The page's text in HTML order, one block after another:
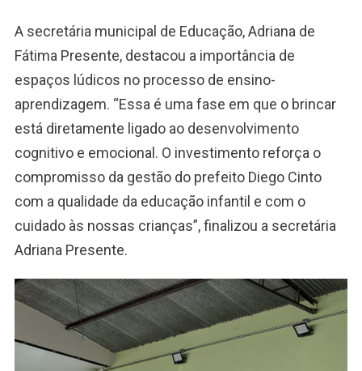
A secretária municipal de Educação, Adriana de
Fátima Presente, destacou a importância de
espaços lúdicos no processo de ensino-
aprendizagem. “Essa é uma fase em que o brincar
está diretamente ligado ao desenvolvimento
cognitivo e emocional. O investimento reforça o
compromisso da gestão do prefeito Diego Cinto
com a qualidade da educação infantil e com o
cuidado às nossas crianças”, finalizou a secretária
Adriana Presente.